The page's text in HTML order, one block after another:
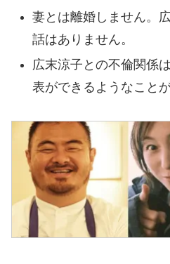
妻とは離婚しません。
話はありません。
広末涼子との不倫関係
表ができるようなこと